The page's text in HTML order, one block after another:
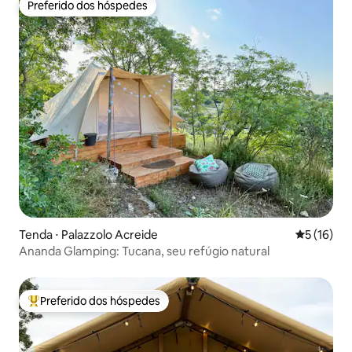
Preferido dos hóspedes
Preferido dos hóspedes
Tenda ⋅ Palazzolo Acreide 5 de uma
5 (16)
Ananda Glamping: Tucana, seu refúgio natural
Entre os melhores preferidos dos hóspedes
Preferido dos hóspedes